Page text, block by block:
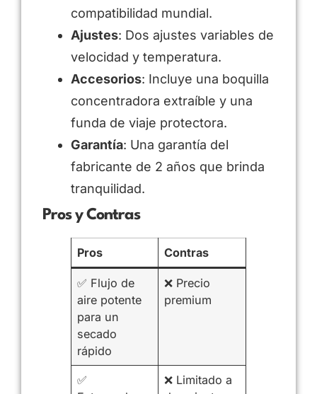
compatibilidad mundial.
Ajustes: Dos ajustes variables de
velocidad y temperatura.
Accesorios: Incluye una boquilla
concentradora extraíble y una
funda de viaje protectora.
Garantía: Una garantía del
fabricante de 2 años que brinda
tranquilidad.
Pros y Contras
Pros Contras
✅ Flujo de
aire potente
para un
secado
rápido
❌ Precio
premium
✅
❌ Limitado a